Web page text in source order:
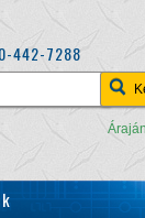
442-7288